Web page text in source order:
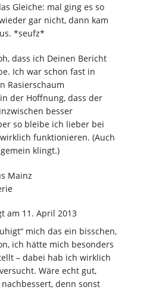
Gleiche: mal ging es so
gar nicht, dann kam
*seufz*
dass ich Deinen Bericht
Ich war schon fast in
Rasierschaum
der Hoffnung, dass der
besser
so bleibe ich lieber bei
funktionieren. (Auch
klingt.)
Mainz
am 11. April 2013
mich das ein bisschen,
ich hätte mich besonders
– dabei hab ich wirklich
Wäre echt gut,
denn sonst